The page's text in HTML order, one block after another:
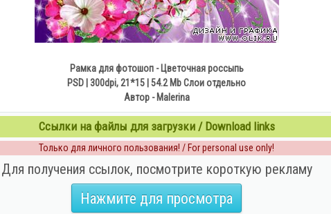
Рамка для фотошоп - Цветочная россыпь
PSD | 300dpi, 21*15 | 54.2 Мb Слои отдельно
Автор - Malerina
Ссылки на файлы для загрузки / Download links
Только для личного пользования! / For personal use only!
Для получения ссылок, посмотрите короткую рекламу
Нажмите для просмотра